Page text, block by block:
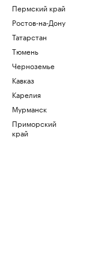
Пермский край
Ростов-на-Дону
Татарстан
Тюмень
Черноземье
Кавказ
Карелия
Мурманск
Приморский
край